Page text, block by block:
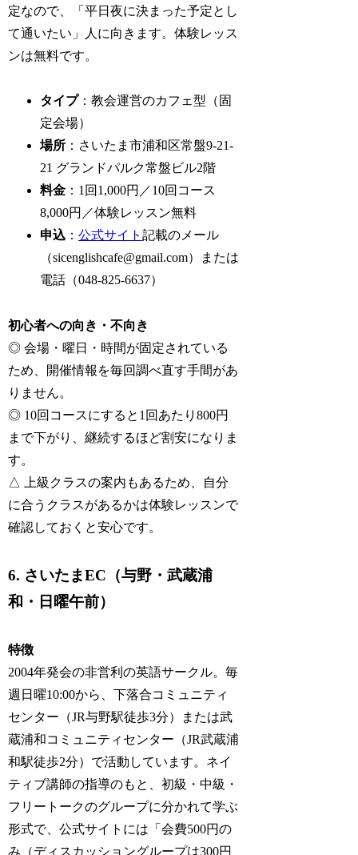
定なので、「平日夜に決まった予定とし
て通いたい」人に向きます。体験レッス
ンは無料です。
タイプ：教会運営のカフェ型（固
定会場）
場所 ：さいたま市浦和区常盤9-21-
21 グランドパルク常盤ビル2階
料金 ：1回1,000円／10回コース
8,000円／体験レッスン無料
申込 ：公式サイト記載のメール
（sicenglishcafe@gmail.com）または
電話（048-825-6637）
初心者への向き・不向き
◎ 会場・曜日・時間が固定されている
ため、開催情報を毎回調べ直す手間があ
りません。
◎ 10回コースにすると1回あたり800円
まで下がり、継続するほど割安になりま
す。
△ 上級クラスの案内もあるため、自分
に合うクラスがあるかは体験レッスンで
確認しておくと安心です。
6. さいたまEC（与野・武蔵浦
和・日曜午前）
特徴
2004年発会の非営利の英語サークル。毎
週日曜10:00から、下落合コミュニティ
センター（JR与野駅徒歩3分）または武
蔵浦和コミュニティセンター（JR武蔵浦
和駅徒歩2分）で活動しています。ネイ
ティブ講師の指導のもと、初級・中級・
フリートークのグループに分かれて学ぶ
形式で、公式サイトには「会費500円の
み（ディスカッショングループは300円